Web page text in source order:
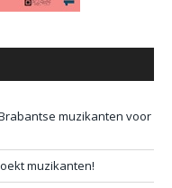
muzikanten voor
muzikanten!